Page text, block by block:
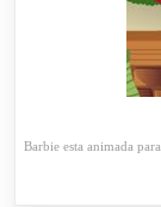
Barbie esta animada